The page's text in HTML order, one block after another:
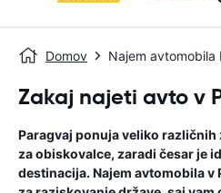
Domov Najem avtomobila
Zakaj najeti avto v
Paragvaj ponuja veliko
za obiskovalce, zaradi česar je
destinacija. Najem avtomobila v